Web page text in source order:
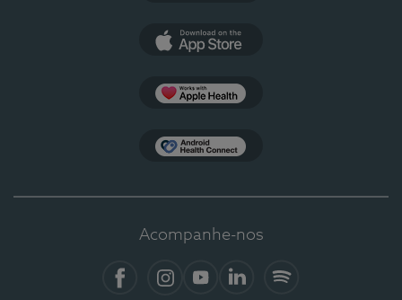
Acompanhe-nos